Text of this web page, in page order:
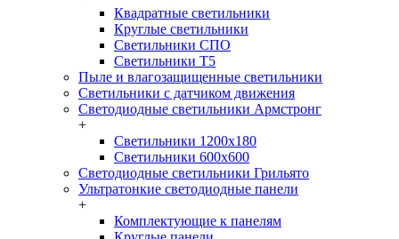
Квадратные светильники
Круглые светильники
Светильники СПО
Светильники Т5
Пыле и влагозащищенные светильники
Светильники с датчиком движения
Светодиодные светильники Армстронг
+
Светильники 1200х180
Светильники 600х600
Светодиодные светильники Грильято
Ультратонкие светодиодные панели
+
Комплектующие к панелям